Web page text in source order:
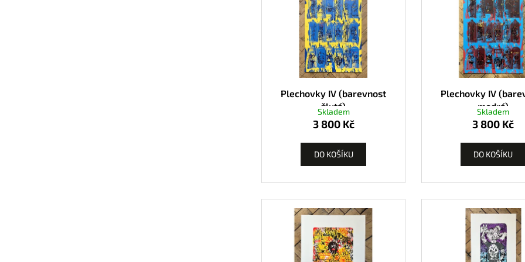
Plechovky IV (barevnost
žlutá)
Skladem
3 800 Kč
DO KOŠÍKU
Plechovky IV
modrá)
Skladem
3 800 Kč
DO KOŠÍKU